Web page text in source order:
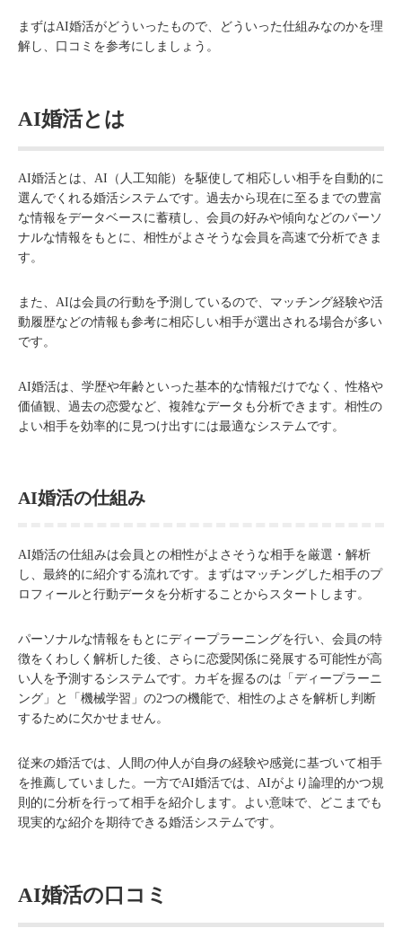
まずはAI婚活がどういったもので、どういった仕組みなのかを理
解し、口コミを参考にしましょう。
AI婚活とは
AI婚活とは、AI（人工知能）を駆使して相応しい相手を自動的に
選んでくれる婚活システムです。過去から現在に至るまでの豊富
な情報をデータベースに蓄積し、会員の好みや傾向などのパーソ
ナルな情報をもとに、相性がよさそうな会員を高速で分析できま
す。
また、AIは会員の行動を予測しているので、マッチング経験や活
動履歴などの情報も参考に相応しい相手が選出される場合が多い
です。
AI婚活は、学歴や年齢といった基本的な情報だけでなく、性格や
価値観、過去の恋愛など、複雑なデータも分析できます。相性の
よい相手を効率的に見つけ出すには最適なシステムです。
AI婚活の仕組み
AI婚活の仕組みは会員との相性がよさそうな相手を厳選・解析
し、最終的に紹介する流れです。まずはマッチングした相手のプ
ロフィールと行動データを分析することからスタートします。
パーソナルな情報をもとにディープラーニングを行い、会員の特
徴をくわしく解析した後、さらに恋愛関係に発展する可能性が高
い人を予測するシステムです。カギを握るのは「ディープラーニ
ング」と「機械学習」の2つの機能で、相性のよさを解析し判断
するために欠かせません。
従来の婚活では、人間の仲人が自身の経験や感覚に基づいて相手
を推薦していました。一方でAI婚活では、AIがより論理的かつ規
則的に分析を行って相手を紹介します。よい意味で、どこまでも
現実的な紹介を期待できる婚活システムです。
AI婚活の口コミ